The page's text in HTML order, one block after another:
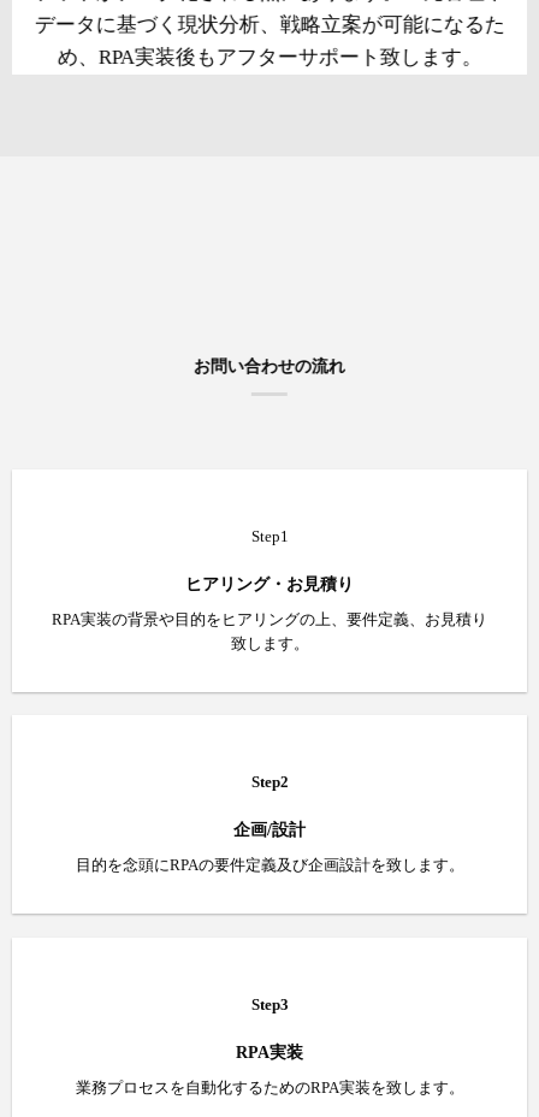
データに基づく現状分析、戦略立案が可能になるた
め、RPA実装後もアフターサポート致します。
お問い合わせの流れ
Step1
ヒアリング・お見積り
RPA実装の背景や目的をヒアリングの上、要件定義、お見積り
致します。
Step2
企画/設計
目的を念頭にRPAの要件定義及び企画設計を致します。
Step3
RPA実装
業務プロセスを自動化するためのRPA実装を致します。